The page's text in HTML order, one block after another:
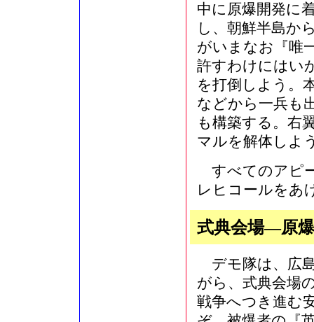
中に原爆開発に
し、朝鮮半島か
がいまなお『唯
許すわけにはい
を打倒しよう。
などから一兵も
も構築する。右
マルを解体しよ
すべてのアピ
レヒコールをあ
式典会場―原
デモ隊は、広
がら、式典会場
戦争へつき進む